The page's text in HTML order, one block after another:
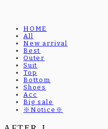
HOME
All
New arrival
Best
Outer
Suit
Top
Bottom
Shoes
Acc
Big sale
※Notice※